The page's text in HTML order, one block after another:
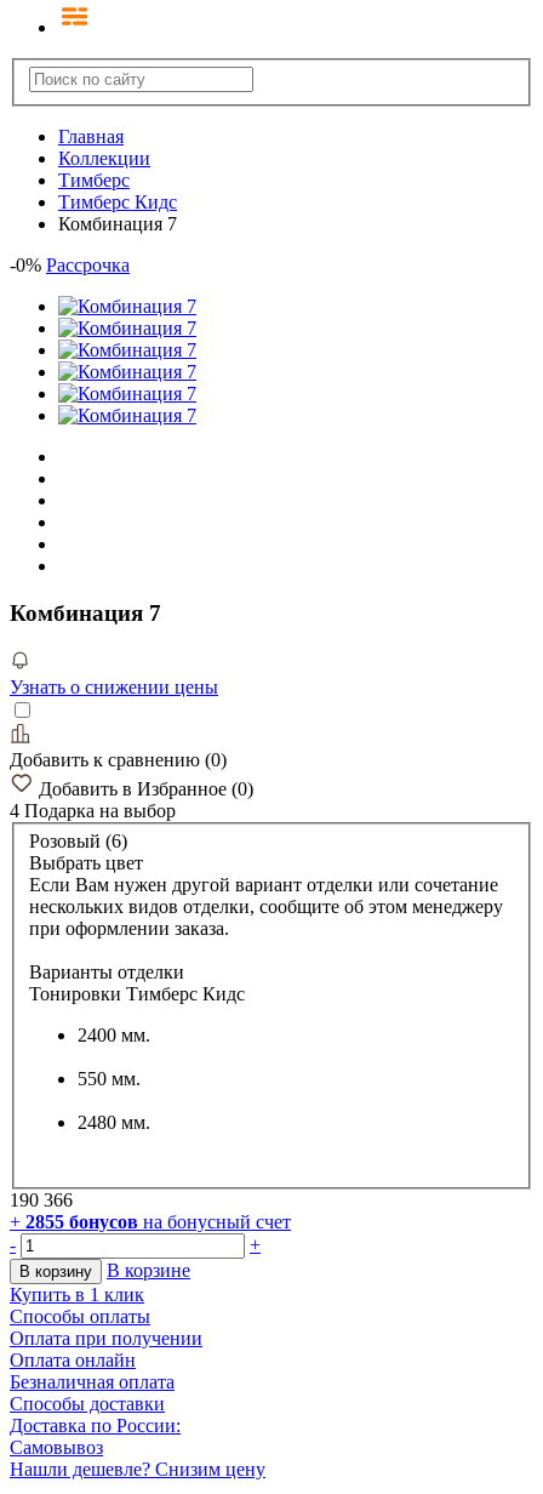
Главная
Коллекции
Тимберс
Тимберс Кидс
Комбинация 7
-0% Рассрочка
Комбинация 7
Узнать о снижении цены
Добавить к сравнению (0)
Добавить в Избранное (0)
4 Подарка на выбор
Розовый (6)
Выбрать цвет
Если Вам нужен другой вариант отделки или сочетание
нескольких видов отделки, сообщите об этом менеджеру
при оформлении заказа.
Варианты отделки
Тонировки Тимберс Кидс
2400 мм.
550 мм.
2480 мм.
190 366
+ 2855 бонусов на бонусный счет
-
+
В корзину
В корзине
Купить в 1 клик
Способы оплаты
Оплата при получении
Оплата онлайн
Безналичная оплата
Способы доставки
Доставка по России:
Самовывоз
Нашли дешевле? Снизим цену